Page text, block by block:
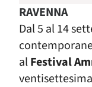
RAVENNA
Dal 5 al 14
alFestival